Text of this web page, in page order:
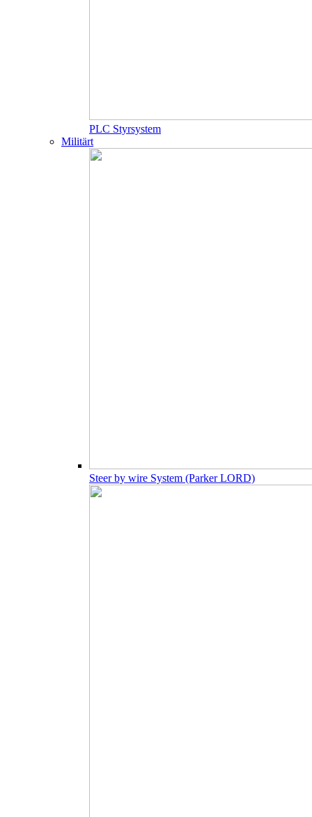
PLC Styrsystem
Militärt
Steer by wire System (Parker LORD)